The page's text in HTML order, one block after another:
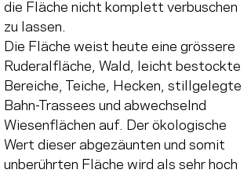
die Fläche nicht komplett verbuschen
zu lassen.
Die Fläche weist heute eine grössere
Ruderalfläche, Wald, leicht bestockte
Bereiche, Teiche, Hecken, stillgelegte
Bahn-Trassees und abwechselnd
Wiesenflächen auf. Der ökologische
Wert dieser abgezäunten und somit
unberührten Fläche wird als sehr hoch